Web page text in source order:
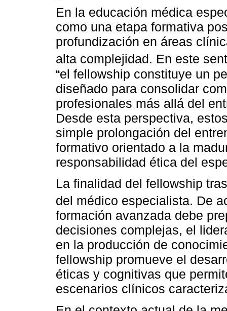
En la educación médica
como una etapa formativa
profundización en áreas
alta complejidad. En este
“el fellowship constituye un
diseñado para consolidar
profesionales más allá del
Desde esta perspectiva,
simple prolongación del
formativo orientado a la
responsabilidad ética del
La finalidad del fellowship
del médico especialista. De
formación avanzada debe
decisiones complejas, el
en la producción de
fellowship promueve el
éticas y cognitivas que
escenarios clínicos